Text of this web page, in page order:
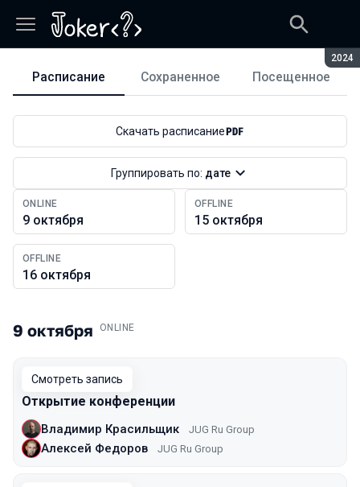
2024
Расписание
Расписание Сохраненное Посещенное
ONLINE
9 октября
OFFLINE
15 октября
OFFLINE
16 октября
Скачать расписание
Группировать по: дате
9 октября .ONLINE
Смотреть запись
Открытие конференции
Владимир Красильщик JUG Ru Group
Алексей Федоров JUG Ru Group